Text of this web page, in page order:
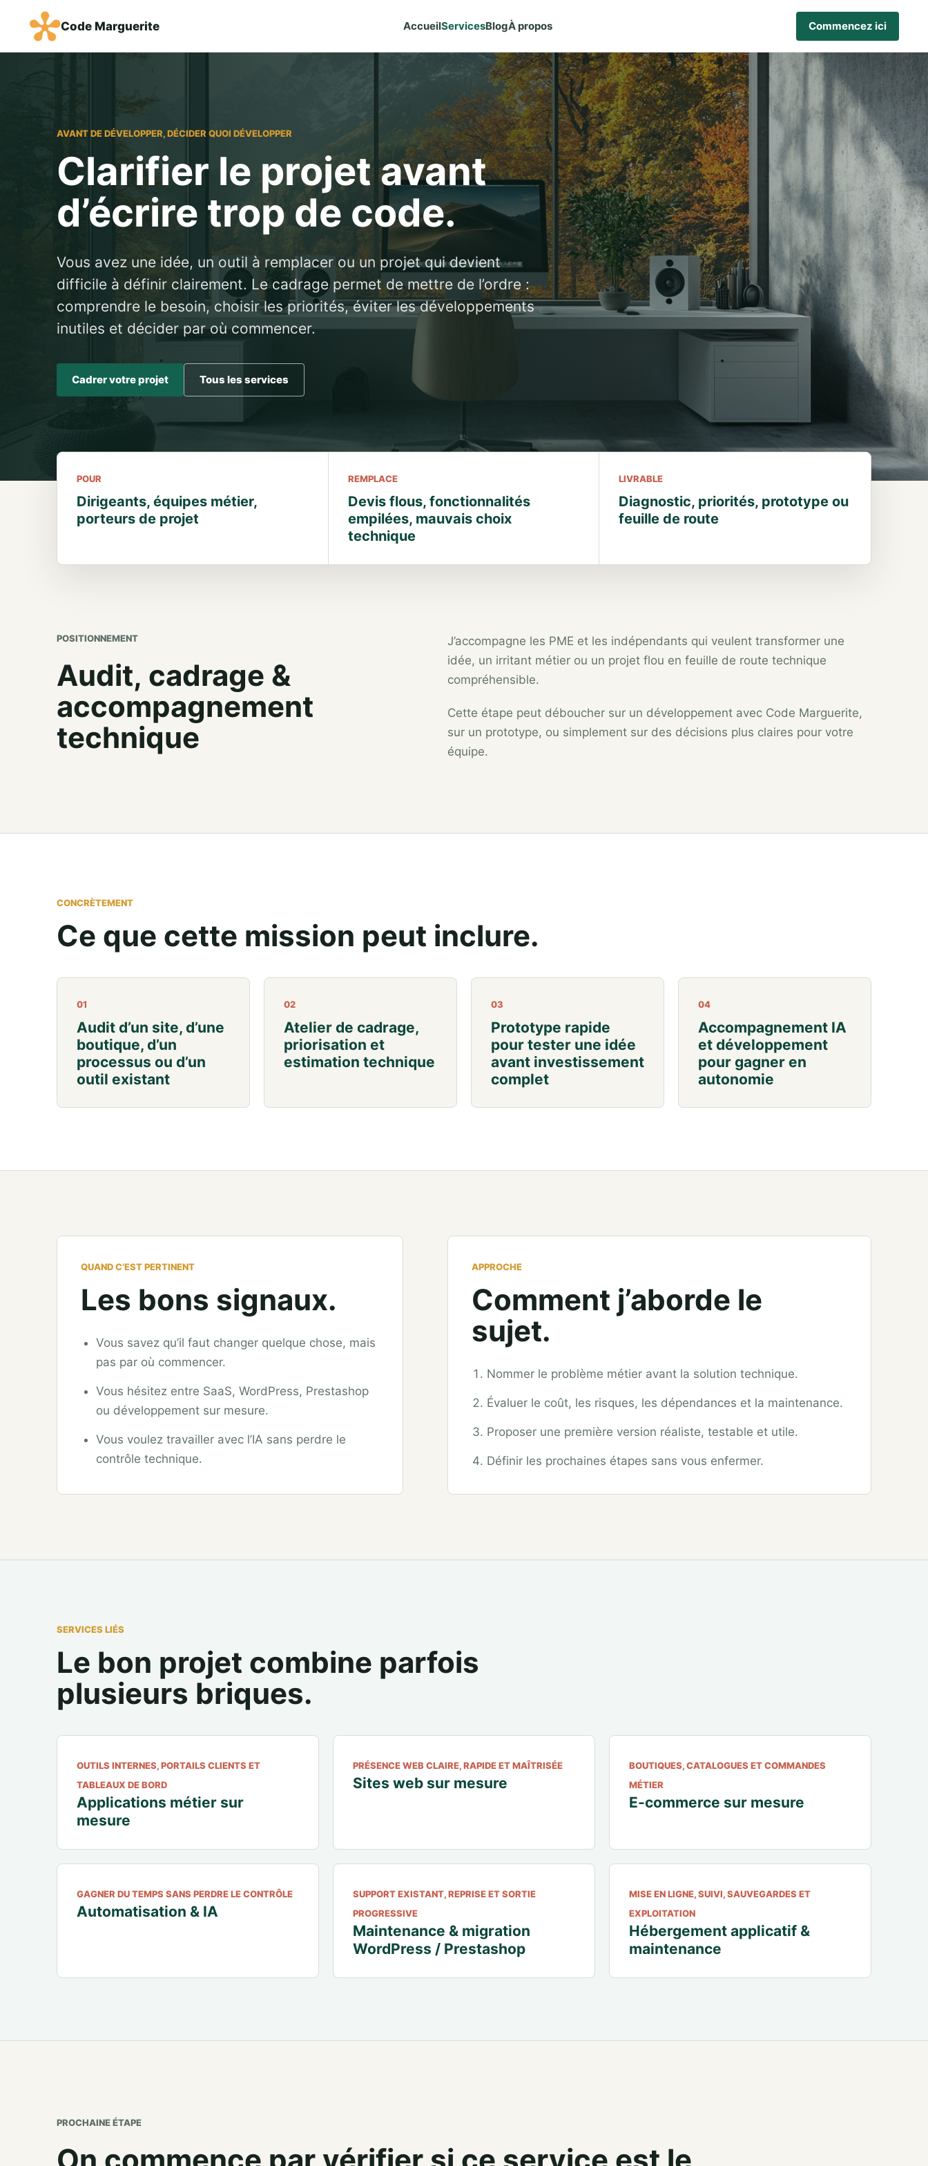
Code Marguerite AccueilServicesBlogÀ propos Commencez ici
AVANT DE DÉVELOPPER, DÉCIDER QUOI DÉVELOPPER
Clarifier le projet avant
d’écrire trop de code.
Vous avez une idée, un outil à remplacer ou un projet qui devient
difficile à définir clairement. Le cadrage permet de mettre de l’ordre :
comprendre le besoin, choisir les priorités, éviter les développements
inutiles et décider par où commencer.
Cadrer votre projet Tous les services
POUR
Dirigeants, équipes métier,
porteurs de projet
REMPLACE
Devis flous, fonctionnalités
empilées, mauvais choix
technique
LIVRABLE
Diagnostic, priorités, prototype ou
feuille de route
POSITIONNEMENT
Audit, cadrage &
accompagnement
technique
J’accompagne les PME et les indépendants qui veulent transformer une
idée, un irritant métier ou un projet flou en feuille de route technique
compréhensible.
Cette étape peut déboucher sur un développement avec Code Marguerite,
sur un prototype, ou simplement sur des décisions plus claires pour votre
équipe.
CONCRÈTEMENT
Ce que cette mission peut inclure.
01
Audit d’un site, d’une
boutique, d’un
processus ou d’un
outil existant
02
Atelier de cadrage,
priorisation et
estimation technique
03
Prototype rapide
pour tester une idée
avant investissement
complet
04
Accompagnement IA
et développement
pour gagner en
autonomie
QUAND C’EST PERTINENT
Les bons signaux.
Vous savez qu’il faut changer quelque chose, mais
pas par où commencer.
Vous hésitez entre SaaS, WordPress, Prestashop
ou développement sur mesure.
Vous voulez travailler avec l’IA sans perdre le
contrôle technique.
APPROCHE
Comment j’aborde le
sujet.
Nommer le problème métier avant la solution technique.
Évaluer le coût, les risques, les dépendances et la maintenance.
Proposer une première version réaliste, testable et utile.
Définir les prochaines étapes sans vous enfermer.
SERVICES LIÉS
Le bon projet combine parfois
plusieurs briques.
OUTILS INTERNES, PORTAILS CLIENTS ET
TABLEAUX DE BORD
Applications métier sur
mesure
PRÉSENCE WEB CLAIRE, RAPIDE ET MAÎTRISÉE
Sites web sur mesure
BOUTIQUES, CATALOGUES ET COMMANDES
MÉTIER
E-commerce sur mesure
GAGNER DU TEMPS SANS PERDRE LE CONTRÔLE
Automatisation & IA
SUPPORT EXISTANT, REPRISE ET SORTIE
PROGRESSIVE
Maintenance & migration
WordPress / Prestashop
MISE EN LIGNE, SUIVI, SAUVEGARDES ET
EXPLOITATION
Hébergement applicatif &
maintenance
PROCHAINE ÉTAPE